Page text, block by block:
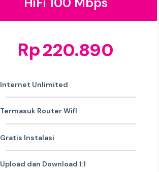
Rp220.890
Internet Unlimited
Termasuk Router WifI
Gratis Instalasi
Upload dan Download 1:1